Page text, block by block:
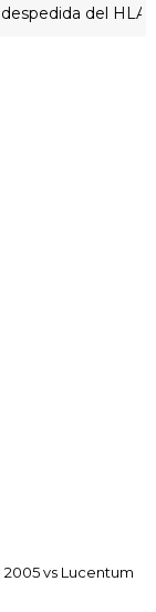
del HLA Alicante
vs Lucentum